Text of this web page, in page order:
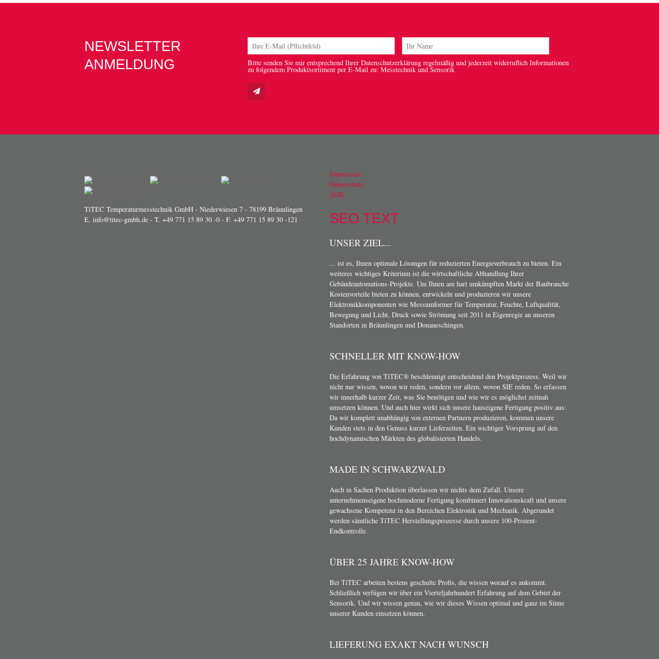
NEWSLETTER
ANMELDUNG
Bitte senden Sie mir entsprechend Ihrer Datenschutzerklärung regelmäßig und jederzeit widerruflich Informationen
zu folgendem Produktsortiment per E-Mail zu: Messtechnik und Sensorik
TiTEC Temperaturmesstechnik GmbH - Niederwiesen 7 - 78199 Bräunlingen
E. info@titec-gmbh.de - T. +49 771 15 89 30 -0 - F. +49 771 15 89 30 -121
Impressum
Datenschutz
AGB
SEO TEXT
UNSER ZIEL...
... ist es, Ihnen optimale Lösungen für reduzierten Energieverbrauch zu bieten. Ein
weiteres wichtiges Kriterium ist die wirtschaftliche Abhandlung Ihrer
Gebäudeautomations-Projekte. Um Ihnen am hart umkämpften Markt der Baubranche
Kostenvorteile bieten zu können, entwickeln und produzieren wir unsere
Elektronikkomponenten wie Messumformer für Temperatur, Feuchte, Luftqualität,
Bewegung und Licht, Druck sowie Strömung seit 2011 in Eigenregie an unseren
Standorten in Bräunlingen und Donaueschingen.
SCHNELLER MIT KNOW-HOW
Die Erfahrung von TiTEC® beschleunigt entscheidend den Projektprozess. Weil wir
nicht nur wissen, wovon wir reden, sondern vor allem, wovon SIE reden. So erfassen
wir innerhalb kurzer Zeit, was Sie benötigen und wie wir es möglichst zeitnah
umsetzen können. Und auch hier wirkt sich unsere hauseigene Fertigung positiv aus:
Da wir komplett unabhängig von externen Partnern produzieren, kommen unsere
Kunden stets in den Genuss kurzer Lieferzeiten. Ein wichtiger Vorsprung auf den
hochdynamischen Märkten des globalisierten Handels.
MADE IN SCHWARZWALD
Auch in Sachen Produktion überlassen wir nichts dem Zufall. Unsere
unternehmenseigene hochmoderne Fertigung kombiniert Innovationskraft und unsere
gewachsene Kompetenz in den Bereichen Elektronik und Mechanik. Abgerundet
werden sämtliche TiTEC Herstellungsprozesse durch unsere 100-Prozent-
Endkontrolle.
ÜBER 25 JAHRE KNOW-HOW
Bei TiTEC arbeiten bestens geschulte Profis, die wissen worauf es ankommt.
Schließlich verfügen wir über ein Vierteljahrhundert Erfahrung auf dem Gebiet der
Sensorik. Und wir wissen genau, wie wir dieses Wissen optimal und ganz im Sinne
unserer Kunden einsetzen können.
LIEFERUNG EXAKT NACH WUNSCH